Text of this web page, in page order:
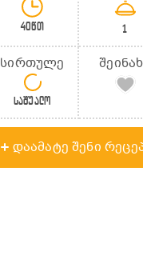
40წთ 1
სირთულე
საშუალო
დაამატე შენი